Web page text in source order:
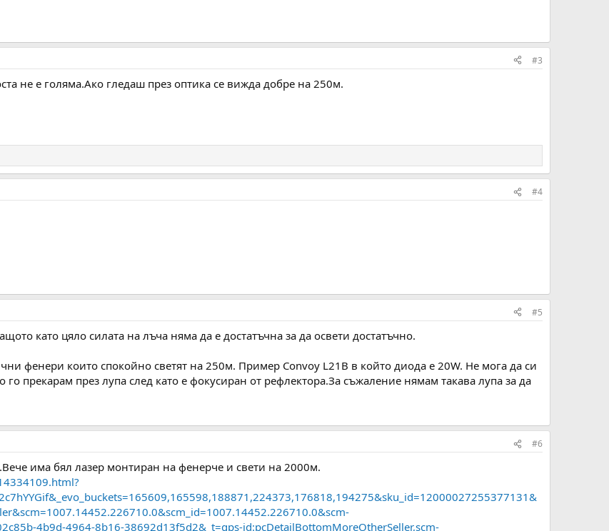
#3
не е голяма.Ако гледаш през оптика се вижда добре на 250м.
#4
#5
като цяло силата на лъча няма да е достатъчна за да освети достатъчно.
фенери които спокойно светят на 250м. Пример Convoy L21B в който диода е 20W. Не мога да си
го прекарам през лупа след като е фокусиран от рефлектора.За съжаление нямам такава лупа за да
#6
има бял лазер монтиран на фенерче и свети на 2000м.
4b9d-4964-8b16-38692d13f5d2&_t=gps-id:pcDetailBottomMoreOtherSeller,scm-